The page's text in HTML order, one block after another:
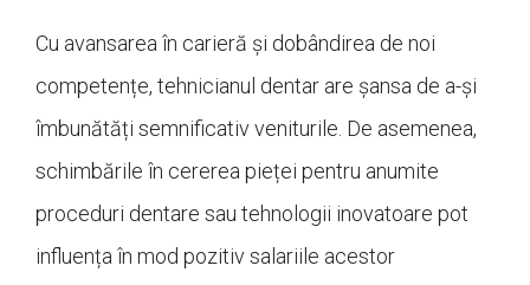
Cu avansarea în carieră și dobândirea de noi
competențe, tehnicianul dentar are șansa de a-și
îmbunătăți semnificativ veniturile. De asemenea,
schimbările în cererea pieței pentru anumite
proceduri dentare sau tehnologii inovatoare pot
influența în mod pozitiv salariile acestor